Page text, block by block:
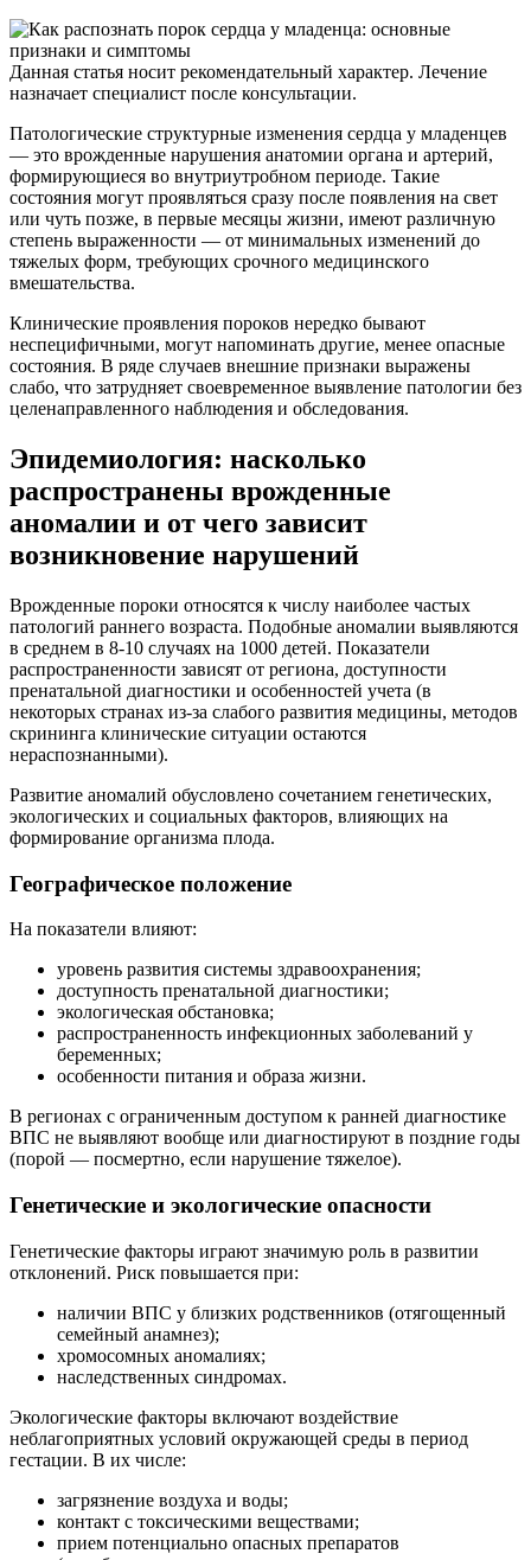
Данная статья носит рекомендательный характер. Лечение
назначает специалист после консультации.
Патологические структурные изменения сердца у младенцев
— это врожденные нарушения анатомии органа и артерий,
формирующиеся во внутриутробном периоде. Такие
состояния могут проявляться сразу после появления на свет
или чуть позже, в первые месяцы жизни, имеют различную
степень выраженности — от минимальных изменений до
тяжелых форм, требующих срочного медицинского
вмешательства.
Клинические проявления пороков нередко бывают
неспецифичными, могут напоминать другие, менее опасные
состояния. В ряде случаев внешние признаки выражены
слабо, что затрудняет своевременное выявление патологии без
целенаправленного наблюдения и обследования.
Эпидемиология: насколько
распространены врожденные
аномалии и от чего зависит
возникновение нарушений
Врожденные пороки относятся к числу наиболее частых
патологий раннего возраста. Подобные аномалии выявляются
в среднем в 8-10 случаях на 1000 детей. Показатели
распространенности зависят от региона, доступности
пренатальной диагностики и особенностей учета (в
некоторых странах из-за слабого развития медицины, методов
скрининга клинические ситуации остаются
нераспознанными).
Развитие аномалий обусловлено сочетанием генетических,
экологических и социальных факторов, влияющих на
формирование организма плода.
Географическое положение
На показатели влияют:
уровень развития системы здравоохранения;
доступность пренатальной диагностики;
экологическая обстановка;
распространенность инфекционных заболеваний у
беременных;
особенности питания и образа жизни.
В регионах с ограниченным доступом к ранней диагностике
ВПС не выявляют вообще или диагностируют в поздние годы
(порой — посмертно, если нарушение тяжелое).
Генетические и экологические опасности
Генетические факторы играют значимую роль в развитии
отклонений. Риск повышается при:
наличии ВПС у близких родственников (отягощенный
семейный анамнез);
хромосомных аномалиях;
наследственных синдромах.
Экологические факторы включают воздействие
неблагоприятных условий окружающей среды в период
гестации. В их числе:
загрязнение воздуха и воды;
контакт с токсическими веществами;
прием потенциально опасных препаратов